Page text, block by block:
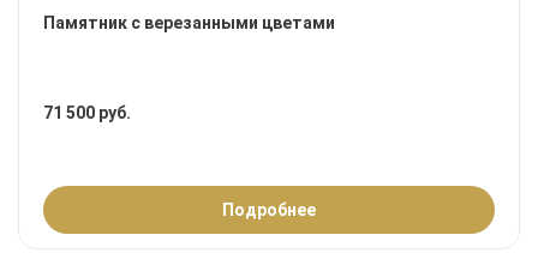
Памятник с верезанными цветами
71 500 руб.
Подробнее